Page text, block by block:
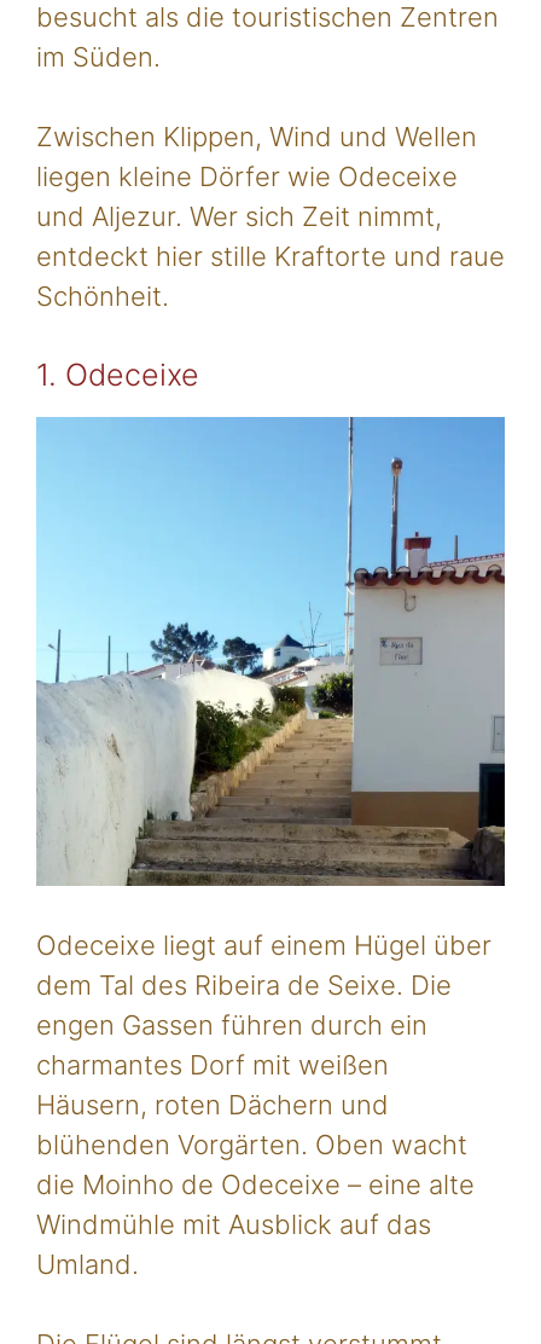
besucht als die touristischen Zentren
im Süden.
Zwischen Klippen, Wind und Wellen
liegen kleine Dörfer wie Odeceixe
und Aljezur. Wer sich Zeit nimmt,
entdeckt hier stille Kraftorte und raue
Schönheit.
1. Odeceixe
Odeceixe liegt auf einem Hügel über
dem Tal des Ribeira de Seixe. Die
engen Gassen führen durch ein
charmantes Dorf mit weißen
Häusern, roten Dächern und
blühenden Vorgärten. Oben wacht
die Moinho de Odeceixe – eine alte
Windmühle mit Ausblick auf das
Umland.